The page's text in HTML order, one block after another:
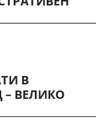
В
ВЕЛИКО